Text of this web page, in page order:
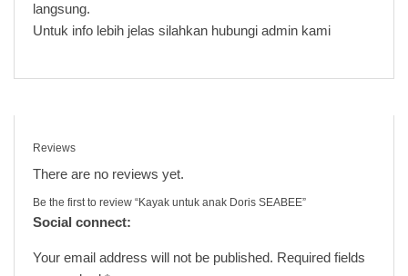
langsung.
Untuk info lebih jelas silahkan hubungi admin kami
Reviews
There are no reviews yet.
Be the first to review “Kayak untuk anak Doris SEABEE”
Social connect:
Your email address will not be published. Required fields